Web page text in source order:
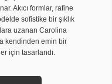
Akıcı formlar, rafine
sofistike bir şıklık
uzanan Carolina
kendinden emin bir
için tasarlandı.